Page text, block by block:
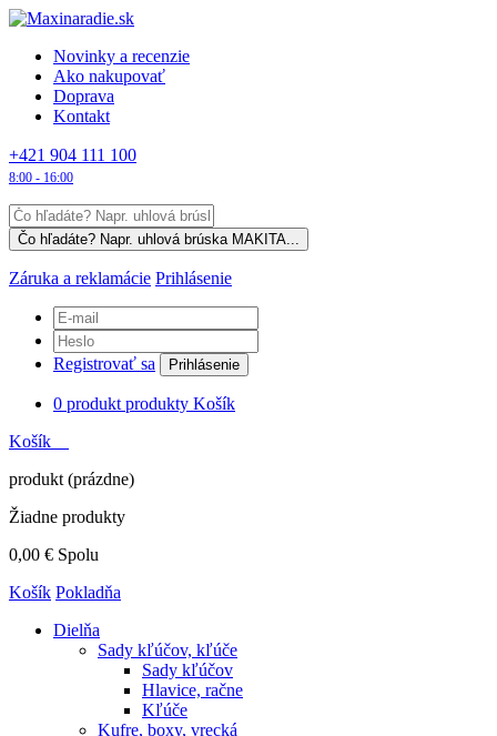
Novinky a recenzie
Ako nakupovať
Doprava
Kontakt
+421 904 111 100
8:00 - 16:00
Záruka a reklamácie Prihlásenie
Registrovať sa Prihlásenie
0 produkt produkty Košík
Košík
produkt (prázdne)
Žiadne produkty
0,00 € Spolu
Košík Pokladňa
Dielňa
Sady kľúčov, kľúče
Sady kľúčov
Hlavice, račne
Kľúče
Kufre, boxy, vrecká